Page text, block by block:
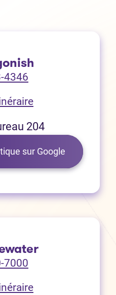
4346
(Ouvre dans un
204
sur Google(Ouvre
7000
(Ouvre dans un